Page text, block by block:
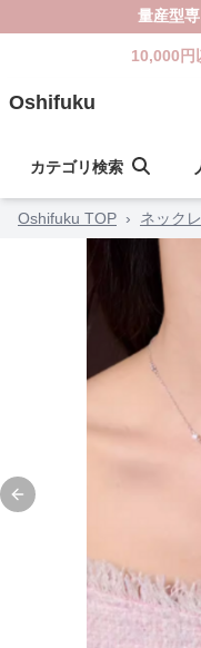
量産型
10,000円
Oshifuku
カテゴリ検索
Oshifuku TOP › ネック
Previous slide